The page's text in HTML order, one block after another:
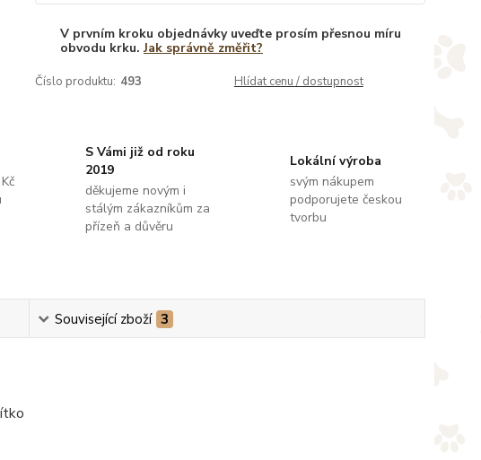
V prvním kroku objednávky uveďte prosím přesnou míru
obvodu krku.Jak správně změřit?
Číslo produktu: 493 Hlídat cenu / dostupnost
S Vámi již od roku
2019
děkujeme novým i
stálým zákazníkům za
přízeň a důvěru
Lokální výroba
svým nákupem
podporujete českou
tvorbu
Související zboží 3